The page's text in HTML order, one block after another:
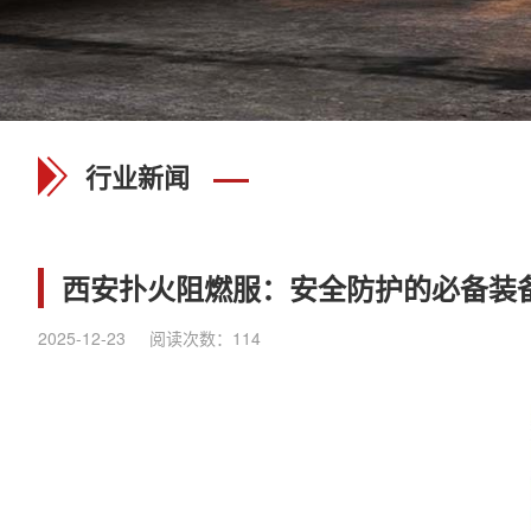
行业新闻
西安扑火阻燃服：安全防护的必备装
2025-12-23 阅读次数： 114